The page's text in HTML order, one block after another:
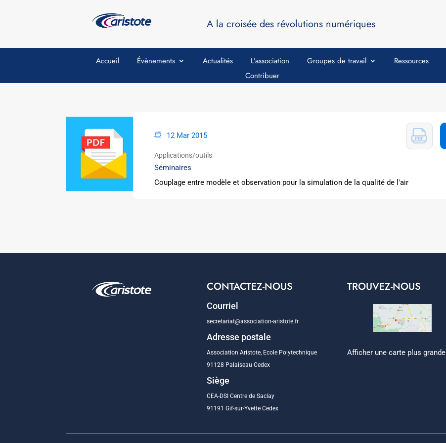
A la croisée des révolutions numériques
Accueil Évènements Actualités L’association Groupes de travail
Ressources
Contribuer
12 Mar 2015
Applications/outils
Séminaires
Couplage entre modèle et observation pour la simulation de la qualité de l'air
CONTACTEZ-NOUS
Courriel
secretariat@association-aristote.fr
Adresse postale
Association Aristote, Ecole Polytechnique
91128 Palaiseau Cedex
Siège
CEA-DSI Centre de Saclay
91191 Gif-sur-Yvette Cedex
TROUVEZ-NOUS
Afficher une carte plus grande